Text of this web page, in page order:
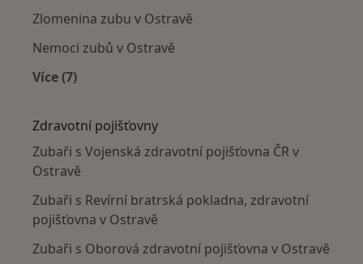
Zlomenina zubu v Ostravě
Nemoci zubů v Ostravě
Více (7)
Zdravotní pojišťovny
Zubaři s Vojenská zdravotní pojišťovna ČR v
Ostravě
Zubaři s Revírní bratrská pokladna, zdravotní
pojišťovna v Ostravě
Zubaři s Oborová zdravotní pojišťovna v Ostravě